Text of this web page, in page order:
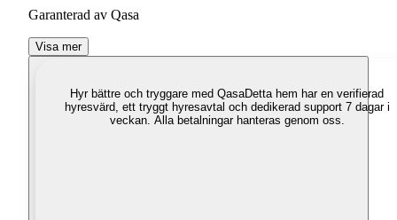
Garanterad av Qasa
Visa mer
Hyr bättre och tryggare med QasaDetta hem har en verifierad
hyresvärd, ett tryggt hyresavtal och dedikerad support 7 dagar i
veckan. Alla betalningar hanteras genom oss.